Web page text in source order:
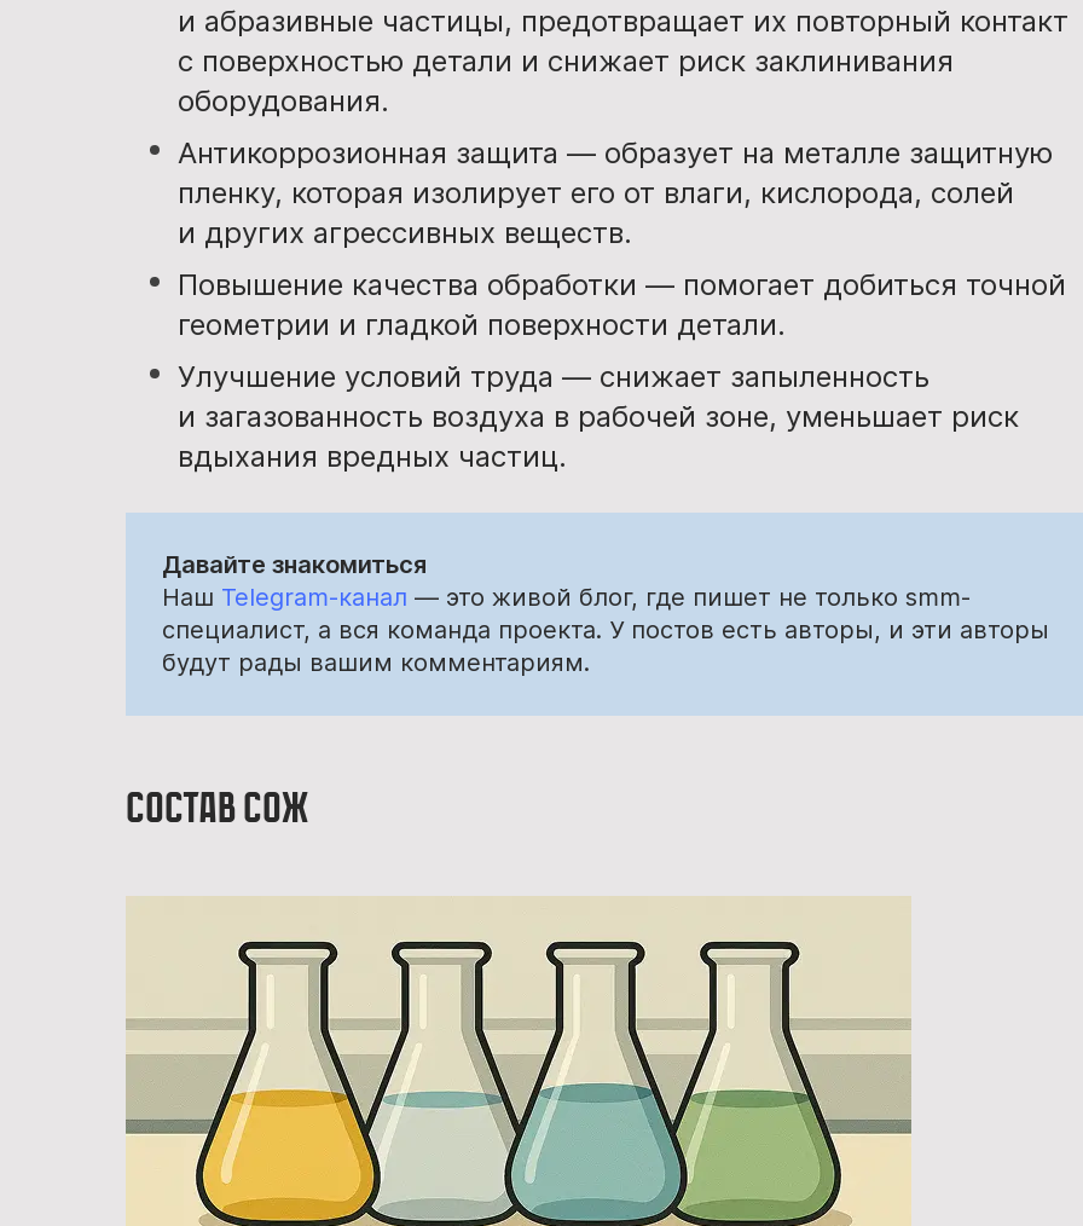
и абразивные частицы, предотвращает их повторный контакт
с поверхностью детали и снижает риск заклинивания
оборудования.
Антикоррозионная защита — образует на металле защитную
пленку, которая изолирует его от влаги, кислорода, солей
и других агрессивных веществ.
Повышение качества обработки — помогает добиться точной
геометрии и гладкой поверхности детали.
Улучшение условий труда — снижает запыленность
и загазованность воздуха в рабочей зоне, уменьшает риск
вдыхания вредных частиц.
Давайте знакомиться
Наш Telegram-канал — это живой блог, где пишет не только smm-
специалист, а вся команда проекта. У постов есть авторы, и эти авторы
будут рады вашим комментариям.
Состав СОЖ